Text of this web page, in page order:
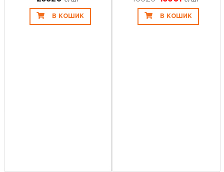
В КОШИК В КОШИК